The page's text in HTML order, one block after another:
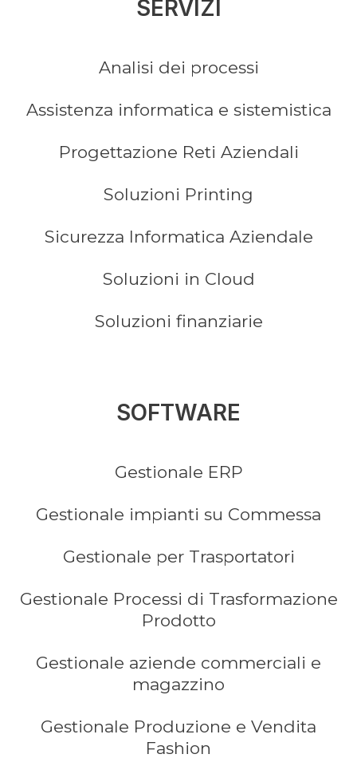
SERVIZI
Analisi dei processi
Assistenza informatica e sistemistica
Progettazione Reti Aziendali
Soluzioni Printing
Sicurezza Informatica Aziendale
Soluzioni in Cloud
Soluzioni finanziarie
SOFTWARE
Gestionale ERP
Gestionale impianti su Commessa
Gestionale per Trasportatori
Gestionale Processi di Trasformazione
Prodotto
Gestionale aziende commerciali e
magazzino
Gestionale Produzione e Vendita
Fashion